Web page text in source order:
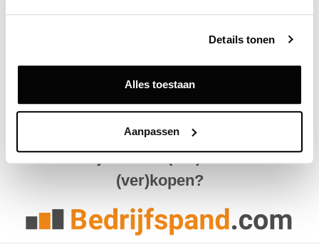
Details tonen
Alles toestaan
Aanpassen
5
CBRE Investment Management
verwerft winkelcomplex Nijhoff
Passage in Delft
Bedrijfsruimte (ver)huren of
(ver)kopen?